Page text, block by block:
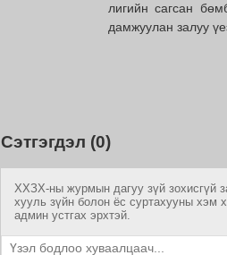
лигийн сагсан
дамжуулан залуу
Сэтгэгдэл (0)
ХХЗХ-ны журмын дагуу зүй зохисгүй
хууль зүйн болон ёс суртахууны хэм
админ устгах эрхтэй.